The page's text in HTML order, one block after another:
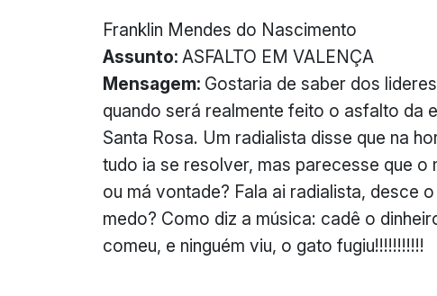
Franklin Mendes do Nascimento
Assunto: ASFALTO EM VALENÇA
Mensagem: Gostaria de saber dos
quando será realmente feito o asfalto da
Santa Rosa. Um radialista disse que na
tudo ia se resolver, mas parecesse que o
ou má vontade? Fala ai radialista, desce
medo? Como diz a música: cadê o
comeu, e ninguém viu, o gato fugiu!!!!!!!!!!!